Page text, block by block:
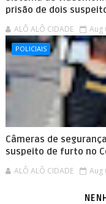
prisão de dois
ALÔ ALÔ CIDADE Aug
POLICIAIS
Câmeras de
suspeito de furto no
ALÔ ALÔ CIDADE Aug